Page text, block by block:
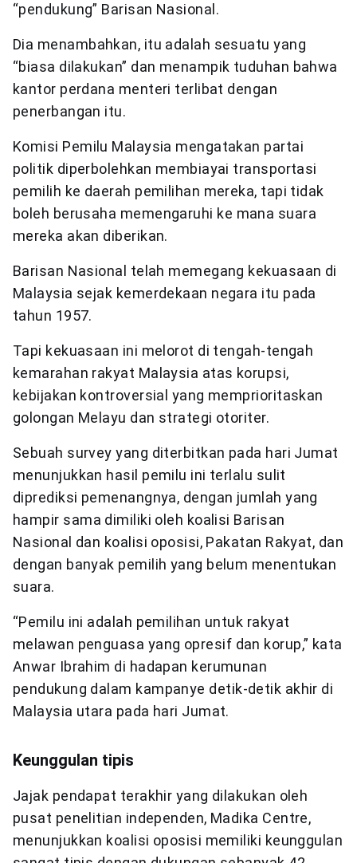
“pendukung” Barisan Nasional.
Dia menambahkan, itu adalah sesuatu yang
“biasa dilakukan” dan menampik tuduhan bahwa
kantor perdana menteri terlibat dengan
penerbangan itu.
Komisi Pemilu Malaysia mengatakan partai
politik diperbolehkan membiayai transportasi
pemilih ke daerah pemilihan mereka, tapi tidak
boleh berusaha memengaruhi ke mana suara
mereka akan diberikan.
Barisan Nasional telah memegang kekuasaan di
Malaysia sejak kemerdekaan negara itu pada
tahun 1957.
Tapi kekuasaan ini melorot di tengah-tengah
kemarahan rakyat Malaysia atas korupsi,
kebijakan kontroversial yang memprioritaskan
golongan Melayu dan strategi otoriter.
Sebuah survey yang diterbitkan pada hari Jumat
menunjukkan hasil pemilu ini terlalu sulit
diprediksi pemenangnya, dengan jumlah yang
hampir sama dimiliki oleh koalisi Barisan
Nasional dan koalisi oposisi, Pakatan Rakyat, dan
dengan banyak pemilih yang belum menentukan
suara.
“Pemilu ini adalah pemilihan untuk rakyat
melawan penguasa yang opresif dan korup,” kata
Anwar Ibrahim di hadapan kerumunan
pendukung dalam kampanye detik-detik akhir di
Malaysia utara pada hari Jumat.
Keunggulan tipis
Jajak pendapat terakhir yang dilakukan oleh
pusat penelitian independen, Madika Centre,
menunjukkan koalisi oposisi memiliki keunggulan